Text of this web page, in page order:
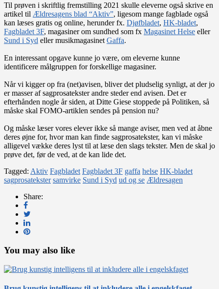
Til prøven i skriftlig fremstilling 2021 skulle eleverne også skrive en
artikel til Ældresagens blad “Aktiv”, ligesom mange fagblade også
kan læses gratis og online, herunder fx. Djøfbladet, HK-bladet,
Fagbladet 3F, magasiner om sundhed som fx Magasinet Helse eller
Sund i Syd eller musikmagasinet Gaffa.
En interessant opgave kunne jo være, om eleverne kunne
identificere målgruppen for forskellige magasiner.
Når vi kigger op fra (net)avisen, bliver det pludselig synligt, at der jo
er masser af sagprosatekster andre steder end avisen. Det er
efterhånden nogle år siden, at Ditte Giese stoppede på Politiken, så
måske skal FOMO-artiklen sendes på pension nu?
Og måske læser vores elever ikke så mange aviser, men ved at åbne
deres øjne for, hvor man kan finde sagprosatekster, kan vi måske
alligevel vække deres lyst til at læse den slags tekster. Men de skal jo
prøve det, før de ved, at de kan lide det.
Tagged: Aktiv Fagbladet Fagbladet 3F gaffa helse HK-bladet
sagprosatekster samvirke Sund i Syd ud og se Ældresagen
Share:
You may also like